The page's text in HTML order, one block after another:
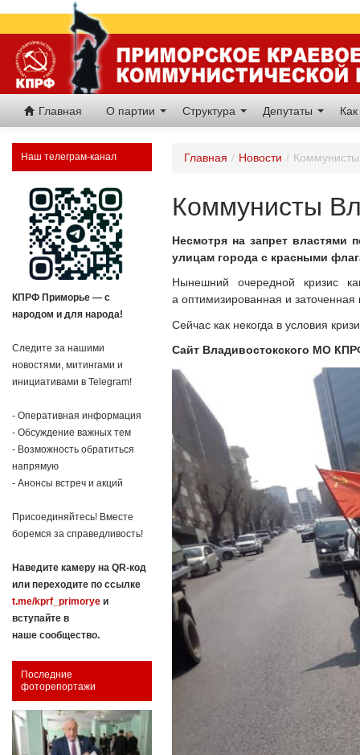
Главная О партии Структура Депутаты
Наш телеграм-канал
КПРФ Приморье — с
народом и для народа!
Следите за нашими
новостями, митингами и
инициативами в Telegram!
- Оперативная информация
- Обсуждение важных тем
- Возможность обратиться
напрямую
- Анонсы встреч и акций
Присоединяйтесь! Вместе
боремся за справедливость!
Наведите камеру на QR-код
или переходите по ссылке
t.me/kprf_primorye и
вступайте в
наше сообщество.
Последние
фоторепортажи
Главная / Новости /
Коммунисты
Несмотря на запрет властями
улицам города с красными
Нынешний очередной кризис
а оптимизированная и
Сейчас как некогда в условия
Сайт Владивостокского МО